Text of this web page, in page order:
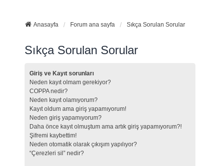
Anasayfa Forum ana sayfa Sıkça Sorulan Sorular
Sıkça Sorulan Sorular
Giriş ve Kayıt sorunları
Neden kayıt olmam gerekiyor?
COPPA nedir?
Neden kayıt olamıyorum?
Kayıt oldum ama giriş yapamıyorum!
Neden giriş yapamıyorum?
Daha önce kayıt olmuştum ama artık giriş yapamıyorum?!
Şifremi kaybettim!
Neden otomatik olarak çıkışım yapılıyor?
“Çerezleri sil” nedir?